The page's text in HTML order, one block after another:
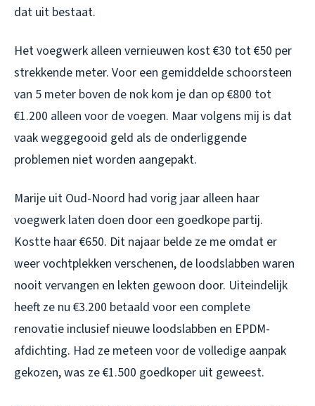
dat uit bestaat.
Het voegwerk alleen vernieuwen kost €30 tot €50 per
strekkende meter. Voor een gemiddelde schoorsteen
van 5 meter boven de nok kom je dan op €800 tot
€1.200 alleen voor de voegen. Maar volgens mij is dat
vaak weggegooid geld als de onderliggende
problemen niet worden aangepakt.
Marije uit Oud-Noord had vorig jaar alleen haar
voegwerk laten doen door een goedkope partij.
Kostte haar €650. Dit najaar belde ze me omdat er
weer vochtplekken verschenen, de loodslabben waren
nooit vervangen en lekten gewoon door. Uiteindelijk
heeft ze nu €3.200 betaald voor een complete
renovatie inclusief nieuwe loodslabben en EPDM-
afdichting. Had ze meteen voor de volledige aanpak
gekozen, was ze €1.500 goedkoper uit geweest.